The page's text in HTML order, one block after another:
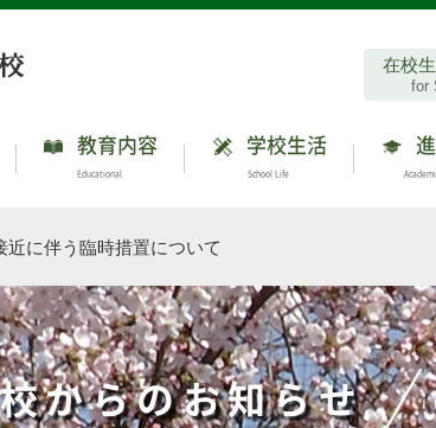
在校
for
教育内容
Educational
学校生活
School Life
近に伴う臨時措置について
からのお知らせ